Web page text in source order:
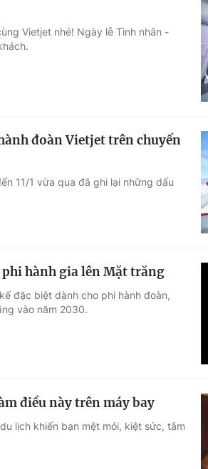
Vietjet nhé! Ngày lễ Tình nhân -
đoàn Vietjet trên chuyến
11/1 vừa qua đã ghi lại những dấu
hành gia lên Mặt trăng
đặc biệt dành cho phi hành đoàn,
vào năm 2030.
điều này trên máy bay
lịch khiến bạn mệt mỏi, kiệt sức, tâm